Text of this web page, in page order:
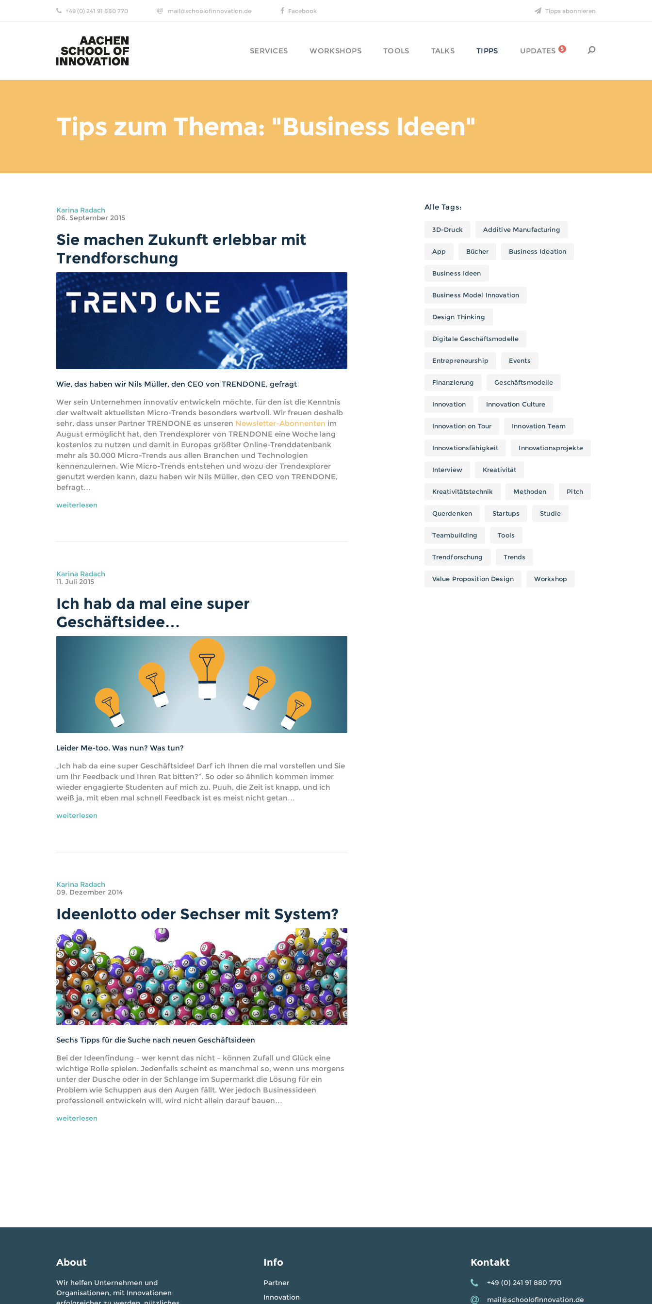
+49 (0) 241 91 880 770 mail@schoolofinnovation.de Facebook Tipps abonnieren
SERVICES WORKSHOPS TOOLS TALKS TIPPS UPDATES 5
Tips zum Thema: "Business Ideen"
Karina Radach
06. September 2015
Sie machen Zukunft erlebbar mit
Trendforschung
Wie, das haben wir Nils Müller, den CEO von TRENDONE, gefragt
Wer sein Unternehmen innovativ entwickeln möchte, für den ist die Kenntnis
der weltweit aktuellsten Micro-Trends besonders wertvoll. Wir freuen deshalb
sehr, dass unser Partner TRENDONE es unseren Newsletter-Abonnenten im
August ermöglicht hat, den Trendexplorer von TRENDONE eine Woche lang
kostenlos zu nutzen und damit in Europas größter Online-Trenddatenbank
mehr als 30.000 Micro-Trends aus allen Branchen und Technologien
kennenzulernen. Wie Micro-Trends entstehen und wozu der Trendexplorer
genutzt werden kann, dazu haben wir Nils Müller, den CEO von TRENDONE,
befragt…
weiterlesen
Karina Radach
11. Juli 2015
Ich hab da mal eine super
Geschäftsidee…
Leider Me-too. Was nun? Was tun?
„Ich hab da eine super Geschäftsidee! Darf ich Ihnen die mal vorstellen und Sie
um Ihr Feedback und Ihren Rat bitten?“. So oder so ähnlich kommen immer
wieder engagierte Studenten auf mich zu. Puuh, die Zeit ist knapp, und ich
weiß ja, mit eben mal schnell Feedback ist es meist nicht getan…
weiterlesen
Karina Radach
09. Dezember 2014
Ideenlotto oder Sechser mit System?
Sechs Tipps für die Suche nach neuen Geschäftsideen
Bei der Ideenfindung – wer kennt das nicht – können Zufall und Glück eine
wichtige Rolle spielen. Jedenfalls scheint es manchmal so, wenn uns morgens
unter der Dusche oder in der Schlange im Supermarkt die Lösung für ein
Problem wie Schuppen aus den Augen fällt. Wer jedoch Businessideen
professionell entwickeln will, wird nicht allein darauf bauen…
weiterlesen
Alle Tags:
3D-Druck Additive Manufacturing
App Bücher Business Ideation
Business Ideen
Business Model Innovation
Design Thinking
Digitale Geschäftsmodelle
Entrepreneurship Events
Finanzierung Geschäftsmodelle
Innovation Innovation Culture
Innovation on Tour Innovation Team
Innovationsfähigkeit Innovationsprojekte
Interview Kreativität
Kreativitätstechnik Methoden Pitch
Querdenken Startups Studie
Teambuilding Tools
Trendforschung Trends
Value Proposition Design Workshop
About
Wir helfen Unternehmen und
Organisationen, mit Innovationen
Info
Partner
Innovation
Kontakt
+49 (0) 241 91 880 770
mail@schoolofinnovation.de
16. DEZEMBER 2015
syrisch…
MEHR LADEN …